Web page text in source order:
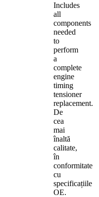
Includes
all
components
needed
to
perform
a
complete
engine
timing
tensioner
replacement.
De
cea
mai
înaltă
calitate,
în
conformitate
cu
specificațiile
OE.